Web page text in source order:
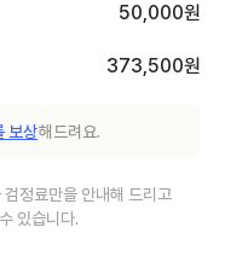
50,000원
373,500원
보상해드려요.
정료만을 안내해 드리고
있습니다.